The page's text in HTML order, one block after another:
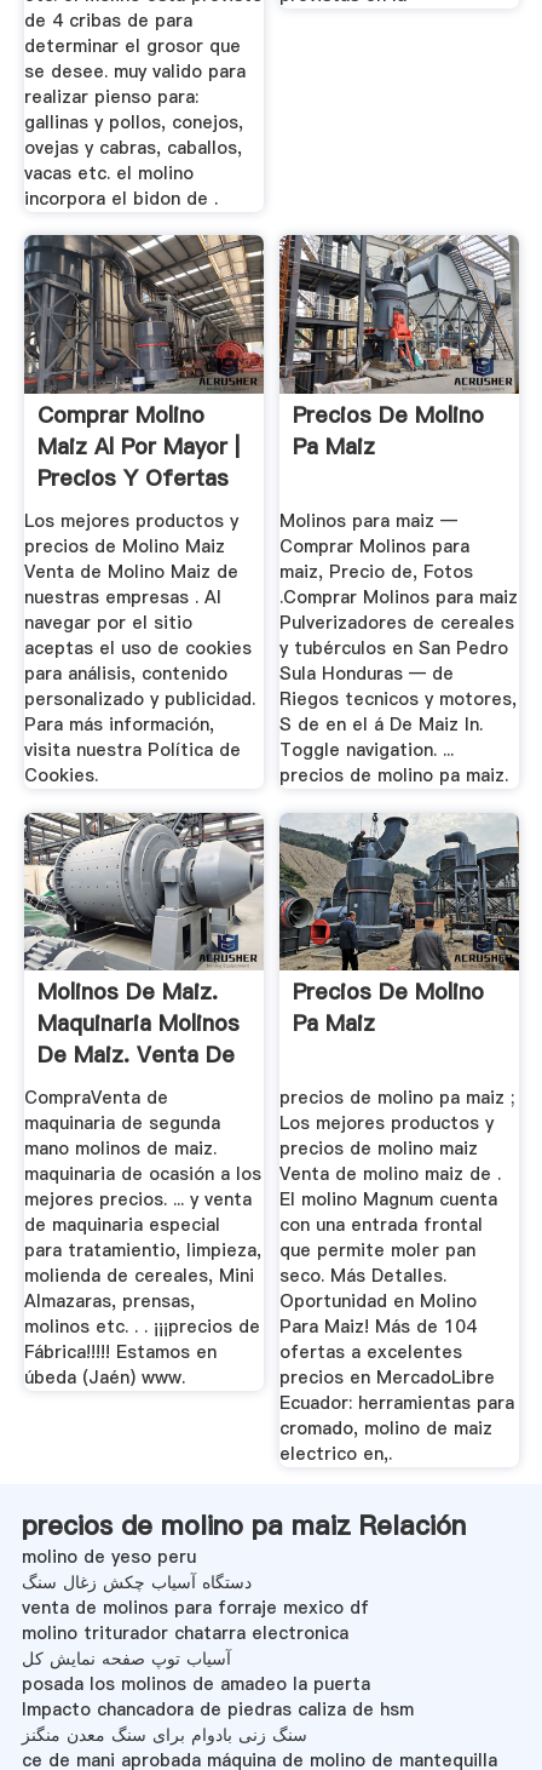
de 4 cribas de para
determinar el grosor que
se desee. muy valido para
realizar pienso para:
gallinas y pollos, conejos,
ovejas y cabras, caballos,
vacas etc. el molino
incorpora el bidon de .
Comprar Molino
Maiz Al Por Mayor |
Precios Y Ofertas
De ...
Los mejores productos y
precios de Molino Maiz
Venta de Molino Maiz de
nuestras empresas . Al
navegar por el sitio
aceptas el uso de cookies
para análisis, contenido
personalizado y publicidad.
Para más información,
visita nuestra Política de
Cookies.
Precios De Molino
Pa Maiz
Molinos para maiz —
Comprar Molinos para
maiz, Precio de, Fotos
.Comprar Molinos para maiz
Pulverizadores de cereales
y tubérculos en San Pedro
Sula Honduras — de
Riegos tecnicos y motores,
S de en el á De Maiz In.
Toggle navigation. ...
precios de molino pa maiz.
Molinos De Maiz.
Maquinaria Molinos
De Maiz. Venta De
...
CompraVenta de
maquinaria de segunda
mano molinos de maiz.
maquinaria de ocasión a los
mejores precios. ... y venta
de maquinaria especial
para tratamientio, limpieza,
molienda de cereales, Mini
Almazaras, prensas,
molinos etc. . . ¡¡¡precios de
Fábrica!!!!! Estamos en
úbeda (Jaén) www.
Precios De Molino
Pa Maiz
precios de molino pa maiz ;
Los mejores productos y
precios de molino maiz
Venta de molino maiz de .
El molino Magnum cuenta
con una entrada frontal
que permite moler pan
seco. Más Detalles.
Oportunidad en Molino
Para Maiz! Más de 104
ofertas a excelentes
precios en MercadoLibre
Ecuador: herramientas para
cromado, molino de maiz
electrico en,.
precios de molino pa maiz Relación
molino de yeso peru
دستگاه آسیاب چکش زغال سنگ
venta de molinos para forraje mexico df
molino triturador chatarra electronica
آسیاب توپ صفحه نمایش کل
posada los molinos de amadeo la puerta
Impacto chancadora de piedras caliza de hsm
سنگ زنی بادوام برای سنگ معدن منگنز
ce de mani aprobada máquina de molino de mantequilla